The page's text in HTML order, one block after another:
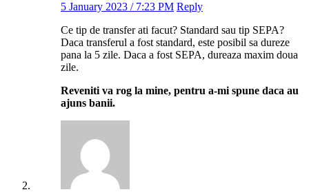
5 January 2023 / 7:23 PM Reply
Ce tip de transfer ati facut? Standard sau tip SEPA?
Daca transferul a fost standard, este posibil sa dureze
pana la 5 zile. Daca a fost SEPA, dureaza maxim doua
zile.
Reveniti va rog la mine, pentru a-mi spune daca au
ajuns banii.